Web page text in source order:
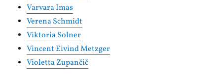
Varvara Imas
Verena Schmidt
Viktoria Solner
Vincent Eivind Metzger
Violetta Zupančič